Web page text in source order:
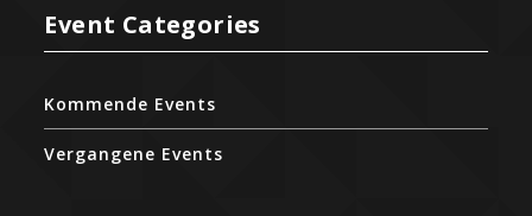
Event Categories
Kommende Events
Vergangene Events